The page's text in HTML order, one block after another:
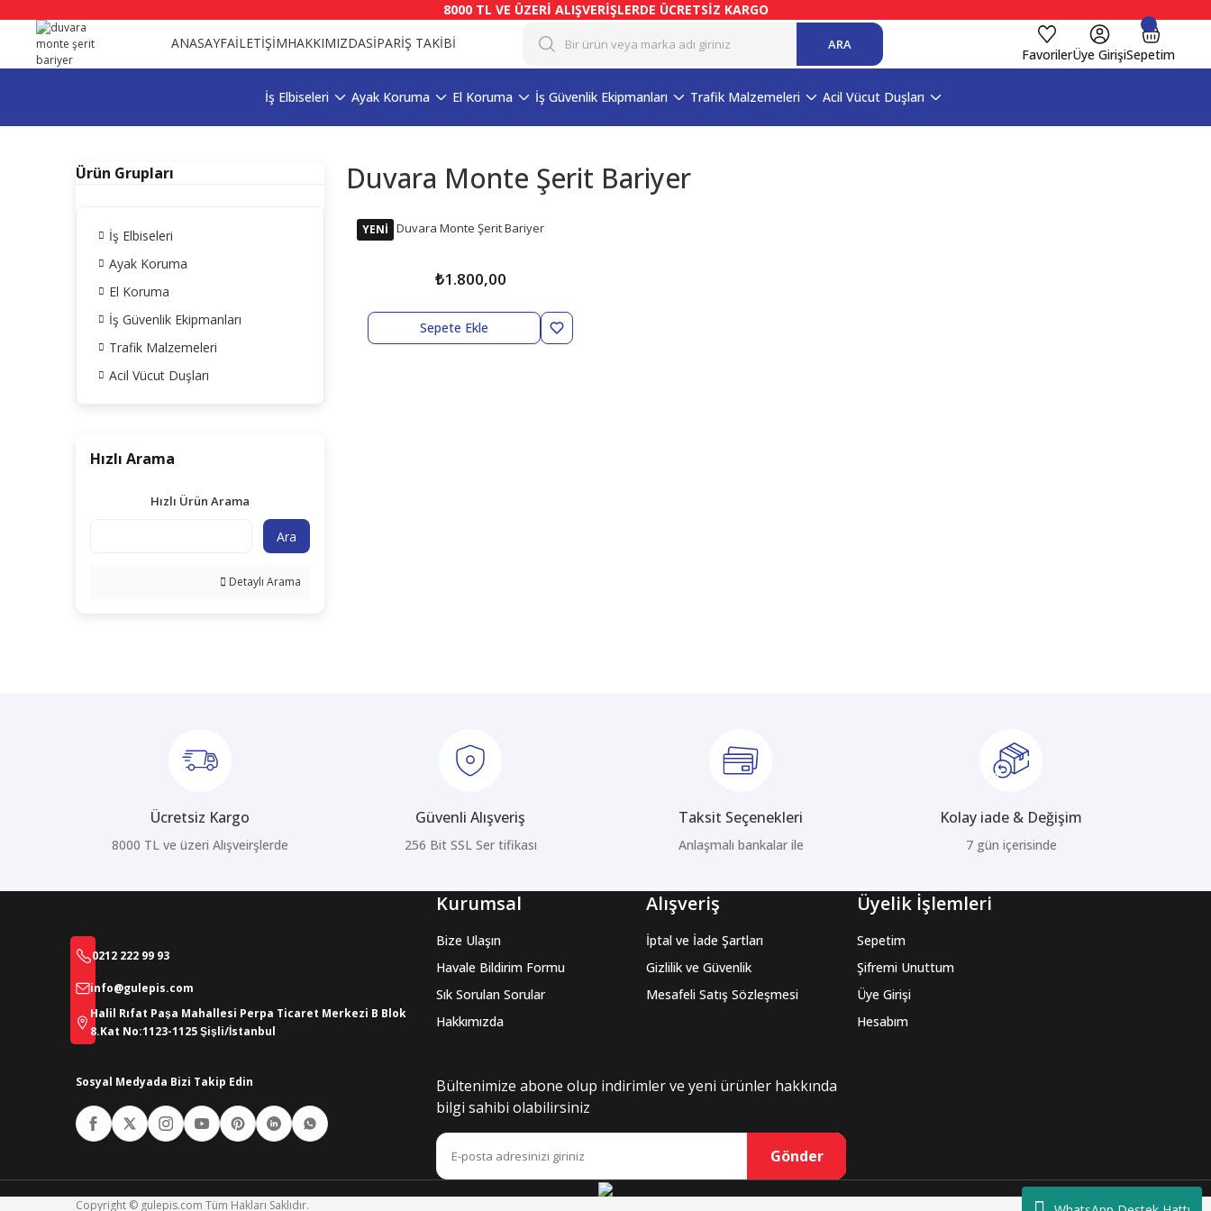
8000 TL VE ÜZERİ ALIŞVERİŞLERDE ÜCRETSİZ KARGO
ANASAYFAİLETİŞİMHAKKIMIZDASİPARİŞ TAKİBİ ARA
FavorilerÜye GirişiSepetim
İş Elbiseleri Ayak Koruma El Koruma İş Güvenlik Ekipmanları Trafik Malzemeleri Acil Vücut Duşları
Ürün Grupları
İş Elbiseleri
Ayak Koruma
El Koruma
İş Güvenlik Ekipmanları
Trafik Malzemeleri
Acil Vücut Duşları
Hızlı Arama
Hızlı Ürün Arama
Ara
Detaylı Arama
Duvara Monte Şerit Bariyer
YENİ Duvara Monte Şerit Bariyer
₺1.800,00
Sepete Ekle
Ücretsiz Kargo
8000 TL ve üzeri Alışveirşlerde
Güvenli Alışveriş
256 Bit SSL Ser tifikası
Taksit Seçenekleri
Anlaşmalı bankalar ile
Kolay iade & Değişim
7 gün içerisinde
0212 222 99 93
info@gulepis.com
Halil Rıfat Paşa Mahallesi Perpa Ticaret Merkezi B Blok
8.Kat No:1123-1125 Şişli/İstanbul
Sosyal Medyada Bizi Takip Edin
Kurumsal
Bize Ulaşın
Havale Bildirim Formu
Sık Sorulan Sorular
Hakkımızda
Alışveriş
İptal ve İade Şartları
Gizlilik ve Güvenlik
Mesafeli Satış Sözleşmesi
Üyelik İşlemleri
Sepetim
Şifremi Unuttum
Üye Girişi
Hesabım
Bültenimize abone olup indirimler ve yeni ürünler hakkında
bilgi sahibi olabilirsiniz
Gönder
Copyright © gulepis.com Tüm Hakları Saklıdır.